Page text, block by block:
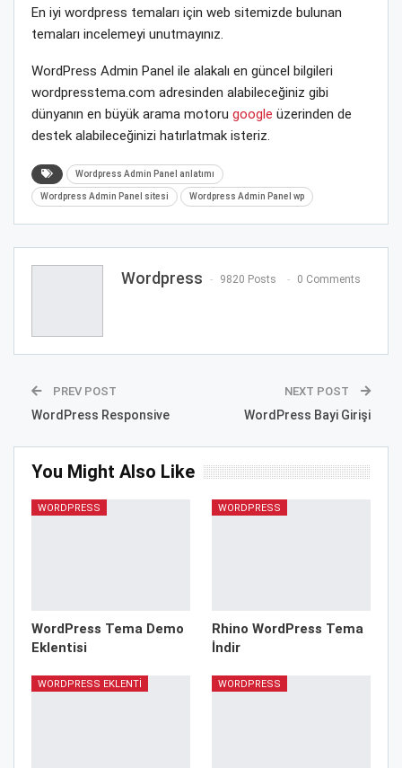
En iyi wordpress temaları için web sitemizde bulunan
temaları incelemeyi unutmayınız.
WordPress Admin Panel ile alakalı en güncel bilgileri
wordpresstema.com adresinden alabileceğiniz gibi
dünyanın en büyük arama motoru google üzerinden de
destek alabileceğinizi hatırlatmak isteriz.
Wordpress Admin Panel anlatımı
Wordpress Admin Panel sitesi Wordpress Admin Panel wp
Wordpress 9820 Posts 0 Comments
PREV POST
WordPress Responsive
NEXT POST
WordPress Bayi Girişi
You Might Also Like
WORDPRESS
WordPress Tema Demo
Eklentisi
WORDPRESS
Rhino WordPress Tema
İndir
WORDPRESS EKLENTI WORDPRESS